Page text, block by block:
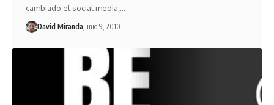
cambiado el social media,…
David Mirandajunio 9, 2010